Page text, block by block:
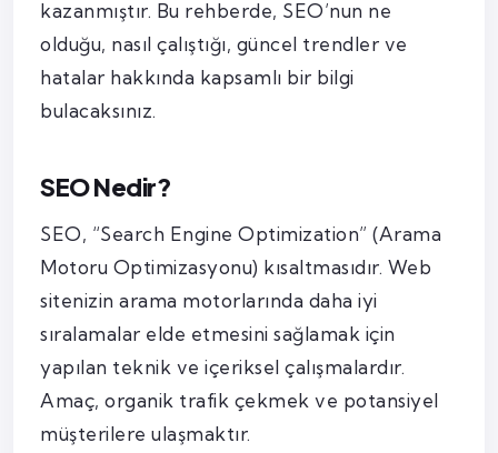
kazanmıştır. Bu rehberde, SEO’nun ne
olduğu, nasıl çalıştığı, güncel trendler ve
hatalar hakkında kapsamlı bir bilgi
bulacaksınız.
SEO Nedir?
SEO, “Search Engine Optimization” (Arama
Motoru Optimizasyonu) kısaltmasıdır. Web
sitenizin arama motorlarında daha iyi
sıralamalar elde etmesini sağlamak için
yapılan teknik ve içeriksel çalışmalardır.
Amaç, organik trafik çekmek ve potansiyel
müşterilere ulaşmaktır.